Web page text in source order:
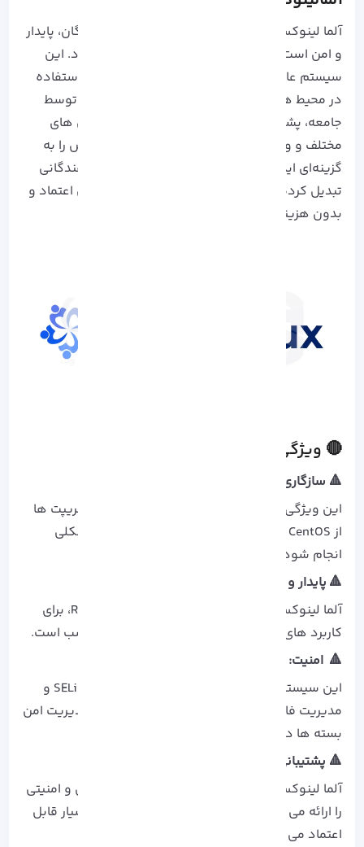
آلما لینوکس (AlmaLinux) یک توزیع لینوکس رایگان، پایدار
و امن است که جایگزین CentOS محسوب می‌ شود. این
سیستم عامل که کاملاً با RHEL سازگار است، برای استفاده
در محیط‌ های سازمانی طراحی شده است. توسعه توسط
جامعه، پشتیبانی طولانی‌ مدت، سازگاری با معماری‌ های
مختلف و ویژگی‌ های امنیتی پیشرفته، آلما لینوکس را به
گزینه‌ای ایده‌ آل برای کسب‌ و کار ها و توسعه‌ دهندگانی
تبدیل کرده که به دنبال یک پلتفرم لینوکس قابل اعتماد و
بدون هزینه هستند.
🔴 ویژگی های کلیدی AlmaLinux
🔺 سازگاری RHEL:
این ویژگی باعث می‌ شود انتقال برنامه‌ ها و اسکریپت‌ ها
از CentOS یا RHEL به آلما لینوکس بدون هیچ مشکلی
انجام شود.
🔺 پایدار و قابل اطمینان:
آلما لینوکس با تکیه بر کد منبع آزمایش‌ شده RHEL، برای
کاربرد های حیاتی و محیط‌ های تولیدی بسیار مناسب است.
🔺 امنیت:
این سیستم‌ عامل از ویژگی‌ های امنیتی مانند SELinux و
مدیریت فایروال بهره می‌ برد و ابزار هایی برای مدیریت امن
بسته‌ ها دارد.
🔺 پشتیبانی بلند مدت (LTS):
آلما لینوکس تا ۱۰ سال به‌ روزرسانی‌ های نگهداری و امنیتی
را ارائه می‌ دهد که آن را برای استفاده سازمانی بسیار قابل
اعتماد می‌ کند.